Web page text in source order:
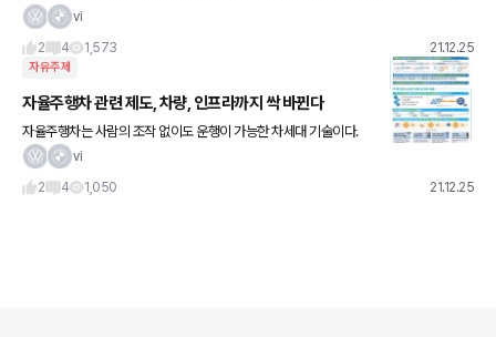
경향이 두드러지는 시즌이다. 얼마 남지 않은 시점에 자신이 보유 차량을 판매하려는 소비
vi
2
4 1,573 21.12.25
자유주제
자율주행차 관련 제도, 차량, 인프라까지 싹 바뀐다
자율주행차는 사람의 조작 없이도 운행이 가능한 차세대 기술이다.
부분적이나마 자율주행이 가능한 ‘레벨 2’ 수준의 차량이 이미 팔리
vi
2
4 1,050 21.12.25